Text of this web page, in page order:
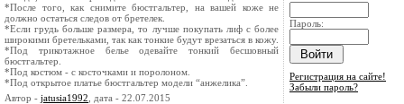
*После того, как снимите бюстгальтер, на вашей коже не
должно остаться следов от бретелек.
*Если грудь больше размера, то лучше покупать лиф с более
широкими бретельками, так как тонкие будут врезаться в кожу.
*Под трикотажное белье одевайте тонкий бесшовный
бюстгальтер.
*Под костюм - с косточками и поролоном.
*Под открытое платье бюстгальтер модели “анжелика”.
Автор - jatusia1992 , дата - 22.07.2015
Пароль:
Регистрация на сайте!
Забыли пароль?